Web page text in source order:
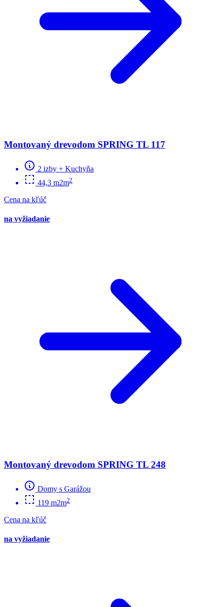
Montovaný drevodom SPRING TL 117
2 izby + Kuchyňa
44,3 m2m2
Cena na kľúč
na vyžiadanie
Montovaný drevodom SPRING TL 248
Domy s Garážou
119 m2m2
Cena na kľúč
na vyžiadanie